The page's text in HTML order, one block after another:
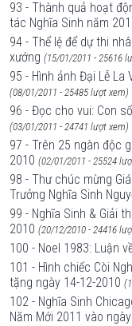
93 - Thành quả hoạt
tác Nghĩa Sinh năm
94 - Thể lệ để dự thi
xướng (15/01/2011 - 25616
95 - Hình ảnh Đại Lễ
(08/01/2011 - 25485 lượt xem)
96 - Đọc cho vui: Con
(03/01/2011 - 24741 lượt xem)
97 - Trên 25 ngàn độc
2010 (02/01/2011 - 25524
98 - Thư chúc mừng
Trưởng Nghĩa Sinh
99 - Nghĩa Sinh & Giải
2010 (20/12/2010 - 24416
100 - Noel 1983: Luận
101 - Hình chiếc Còi
tặng ngày 14-12-2010
102 - Nghĩa Sinh
Năm Mới 2011 vào